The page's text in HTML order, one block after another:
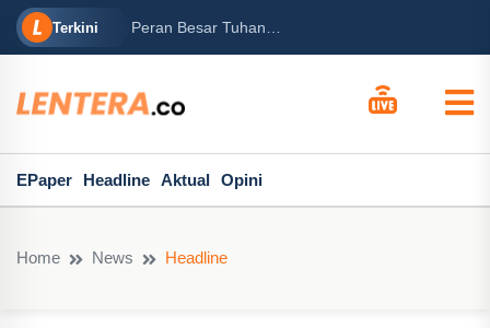
Terkini
Mary...
Peran Besar Tuhan…
EPaper Headline Aktual Opini
Home News Headline